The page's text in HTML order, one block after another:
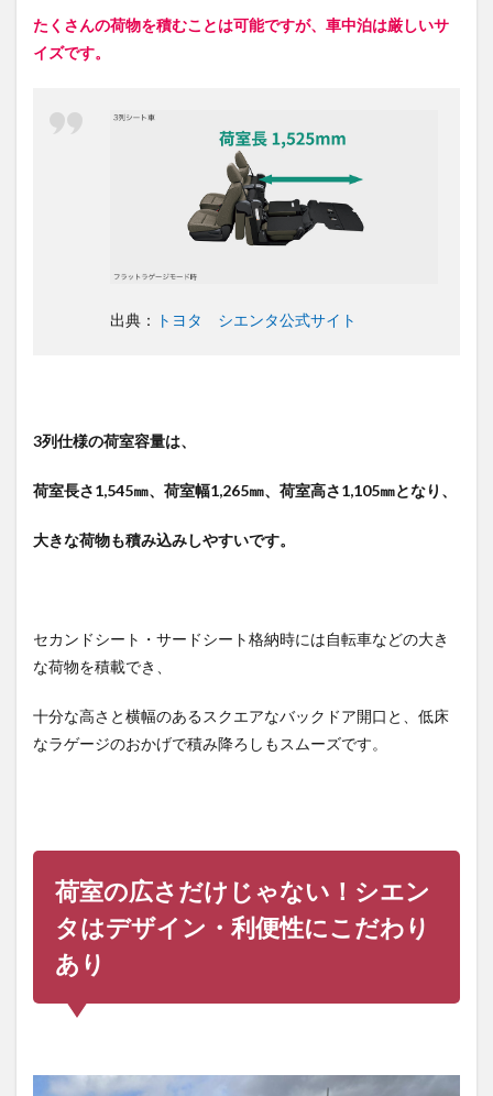
たくさんの荷物を積むことは可能ですが、車中泊は厳しいサ
イズです。
出典： トヨタ シエンタ公式サイト
3列仕様の荷室容量は、
荷室長さ1,545㎜、荷室幅1,265㎜、荷室高さ1,105㎜となり、
大きな荷物も積み込みしやすいです。
セカンドシート・サードシート格納時には自転車などの大き
な荷物を積載でき、
十分な高さと横幅のあるスクエアなバックドア開口と、低床
なラゲージのおかげで積み降ろしもスムーズです。
荷室の広さだけじゃない！シエン
タはデザイン・利便性にこだわり
あり